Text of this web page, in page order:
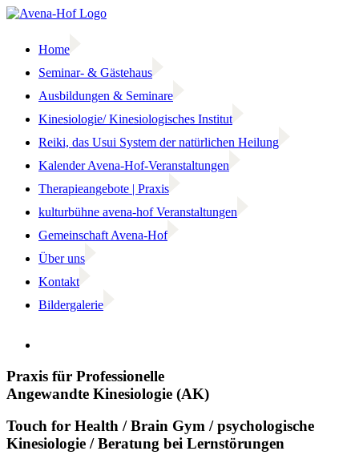
Zum
Home
Seminar- & Gästehaus
Ausbildungen & Seminare
Kinesiologie/ Kinesiologisches Institut
Reiki, das Usui System der natürlichen Heilung
Kalender Avena-Hof-Veranstaltungen
Therapieangebote | Praxis
kulturbühne avena-hof Veranstaltungen
Gemeinschaft Avena-Hof
Über uns
Kontakt
Bildergalerie
Bild
Praxis für Professionelle
Angewandte Kinesiologie (AK)
Touch for Health / Brain Gym / psychologische
Kinesiologie / Beratung bei Lernstörungen